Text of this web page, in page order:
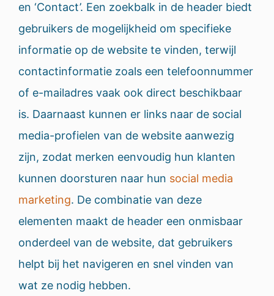
en ‘Contact’. Een zoekbalk in de header biedt
gebruikers de mogelijkheid om specifieke
informatie op de website te vinden, terwijl
contactinformatie zoals een telefoonnummer
of e-mailadres vaak ook direct beschikbaar
is. Daarnaast kunnen er links naar de social
media-profielen van de website aanwezig
zijn, zodat merken eenvoudig hun klanten
kunnen doorsturen naar hun social media
marketing. De combinatie van deze
elementen maakt de header een onmisbaar
onderdeel van de website, dat gebruikers
helpt bij het navigeren en snel vinden van
wat ze nodig hebben.